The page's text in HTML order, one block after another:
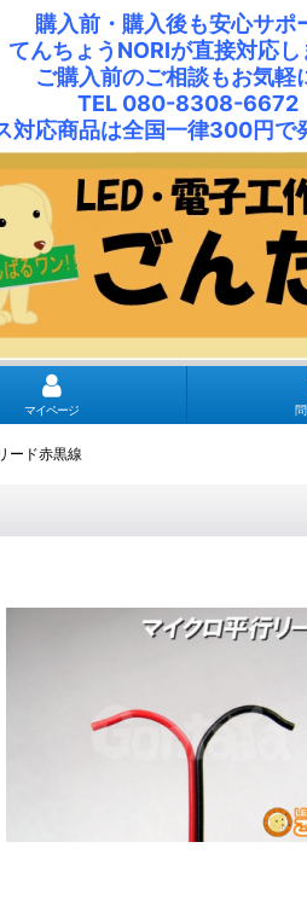
購入前・購入後も安心サポ
てんちょうNORIが直接対応し
ご購入前のご相談もお気軽
TEL 080-8308-6672
対応商品は全国一律300円で
マイページ
ード赤黒線